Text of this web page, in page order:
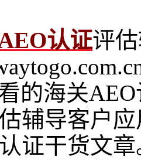
认证评
的海关
辅导客户
证干货文